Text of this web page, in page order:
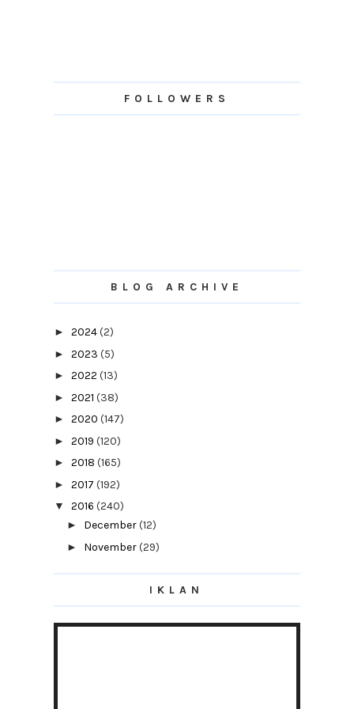
FOLLOWERS
BLOG ARCHIVE
► 2024(2)
► 2023 (5)
► 2022 (13)
► 2021 (38)
► 2020 (147)
► 2019 (120)
► 2018 (165)
► 2017 (192)
▼ 2016 (240)
► December(12)
► November(29)
(12)
IKLAN